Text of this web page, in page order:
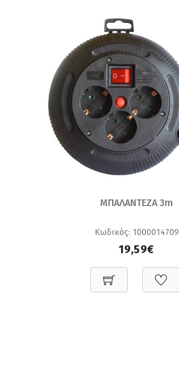
ΜΠΑΛΑΝΤΕΖΑ 3m
Κωδικός: 1000014709
19,59€